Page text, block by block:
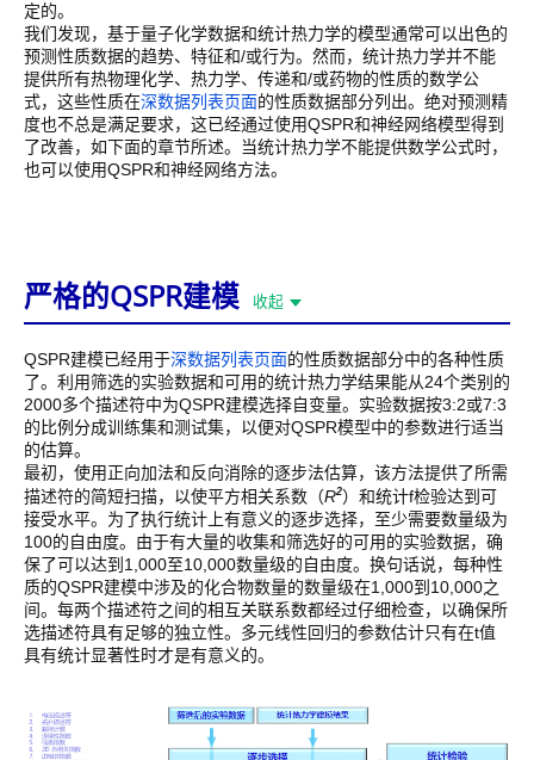
定的。
我们发现，基于量子化学数据和统计热力学的模型通常可以出色的
预测性质数据的趋势、特征和/或行为。然而，统计热力学并不能
提供所有热物理化学、热力学、传递和/或药物的性质的数学公
式，这些性质在深数据列表页面的性质数据部分列出。绝对预测精
度也不总是满足要求，这已经通过使用QSPR和神经网络模型得到
了改善，如下面的章节所述。当统计热力学不能提供数学公式时，
也可以使用QSPR和神经网络方法。
严格的QSPR建模 收起
QSPR建模已经用于深数据列表页面的性质数据部分中的各种性质
了。利用筛选的实验数据和可用的统计热力学结果能从24个类别的
2000多个描述符中为QSPR建模选择自变量。实验数据按3:2或7:3
的比例分成训练集和测试集，以便对QSPR模型中的参数进行适当
的估算。
最初，使用正向加法和反向消除的逐步法估算，该方法提供了所需
描述符的简短扫描，以使平方相关系数（R2）和统计f检验达到可
接受水平。为了执行统计上有意义的逐步选择，至少需要数量级为
100的自由度。由于有大量的收集和筛选好的可用的实验数据，确
保了可以达到1,000至10,000数量级的自由度。换句话说，每种性
质的QSPR建模中涉及的化合物数量的数量级在1,000到10,000之
间。每两个描述符之间的相互关联系数都经过仔细检查，以确保所
选描述符具有足够的独立性。多元线性回归的参数估计只有在t值
具有统计显著性时才是有意义的。